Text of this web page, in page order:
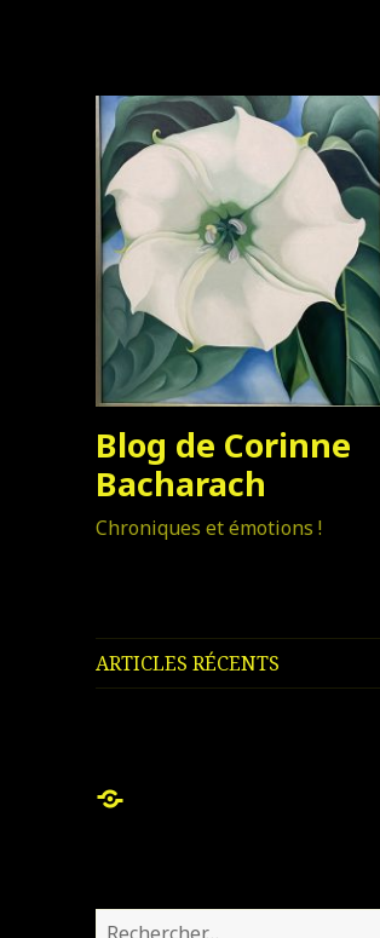
Blog de Corinne
Bacharach
Chroniques et émotions !
ARTICLES RÉCENTS
ARTICLES
Rechercher :